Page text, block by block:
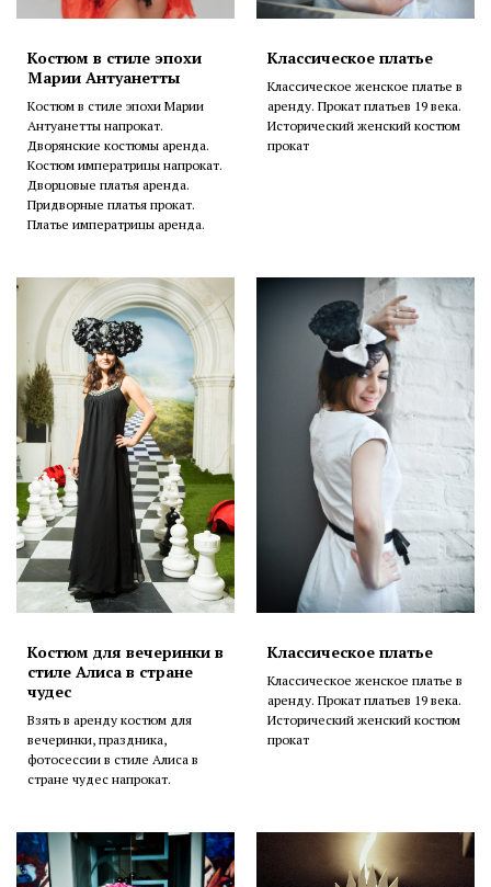
Костюм в стиле эпохи
Марии Антуанетты
Костюм в стиле эпохи Марии
Антуанетты напрокат.
Дворянские костюмы аренда.
Костюм императрицы напрокат.
Дворцовые платья аренда.
Придворные платья прокат.
Платье императрицы аренда.
Классическое платье
Классическое женское платье в
аренду. Прокат платьев 19 века.
Исторический женский костюм
прокат
Костюм для вечеринки в
стиле Алиса в стране
чудес
Взять в аренду костюм для
вечеринки, праздника,
фотосессии в стиле Алиса в
стране чудес напрокат.
Классическое платье
Классическое женское платье в
аренду. Прокат платьев 19 века.
Исторический женский костюм
прокат